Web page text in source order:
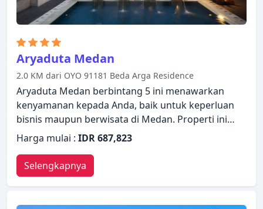
Aryaduta Medan
2.0 KM dari OYO 91181 Beda Arga Residence
Aryaduta Medan berbintang 5 ini menawarkan
kenyamanan kepada Anda, baik untuk keperluan
bisnis maupun berwisata di Medan. Properti ini
memiliki berbagai fasilitas yang membuat
pengalaman menginap Anda menyenangkan.
Layanan kamar 24 jam, WiFi gratis di semua kamar,
satpam 24 jam, akses mudah untuk kursi roda,
layanan taksi ada dalam daftar hal-hal yang dapat
dinikmati oleh para tamu. Kamar dilengkapi
Harga mulai : IDR 687,823
Selengkapnya